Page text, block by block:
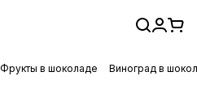
Фрукты в шоколаде Виноград в